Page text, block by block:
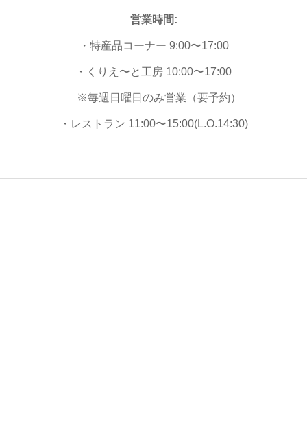
営業時間:
・特産品コーナー 9:00〜17:00
・くりえ〜と工房 10:00〜17:00
※毎週日曜日のみ営業（要予約）
・レストラン 11:00〜15:00(L.O.14:30)